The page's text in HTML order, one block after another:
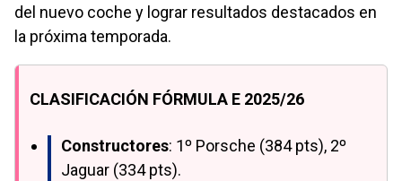
del nuevo coche y lograr resultados destacados en
la próxima temporada.
CLASIFICACIÓN FÓRMULA E 2025/26
Constructores: 1º Porsche (384 pts), 2º
Jaguar (334 pts).